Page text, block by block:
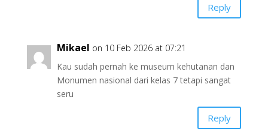
Reply
Mikael on 10 Feb 2026 at 07:21
Kau sudah pernah ke museum kehutanan dan
Monumen nasional dari kelas 7 tetapi sangat
seru
Reply